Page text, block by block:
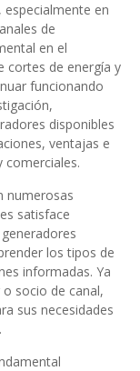
especialmente en
de
en el
cortes de energía y
funcionando
disponibles
ventajas e
comerciales.
numerosas
satisface
los tipos de
informadas. Ya
socio de canal,
sus necesidades